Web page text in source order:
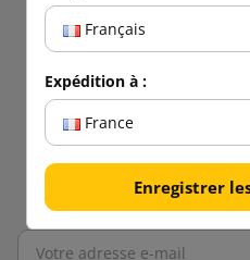
Français
Expédition à :
France
Enregistrer